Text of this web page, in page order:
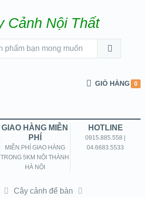
GIỎ HÀNG 0
GIAO HÀNG MIỄN
PHÍ
MIỄN PHÍ GIAO HÀNG
TRONG 5KM NỘI THÀNH
HÀ NỘI
HOTLINE
0915.885.558 |
04.6683.5533
Cây cảnh để bàn